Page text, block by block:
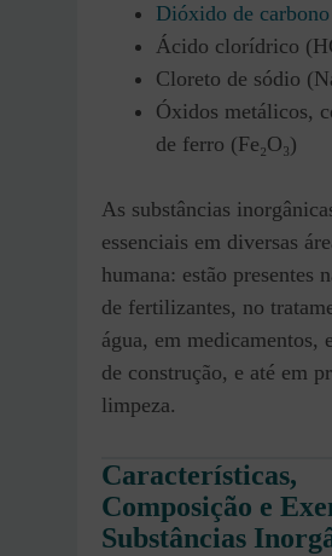
Dióxido de carbono
Ácido clorídrico
Cloreto de sódio
Óxidos metálicos,
de ferro (Fe₂O₃)
As substâncias
essenciais em diversas
humana: estão presentes
de fertilizantes, no
água, em medicamentos,
de construção, e até em
limpeza.
Características,
Composição e
Substâncias